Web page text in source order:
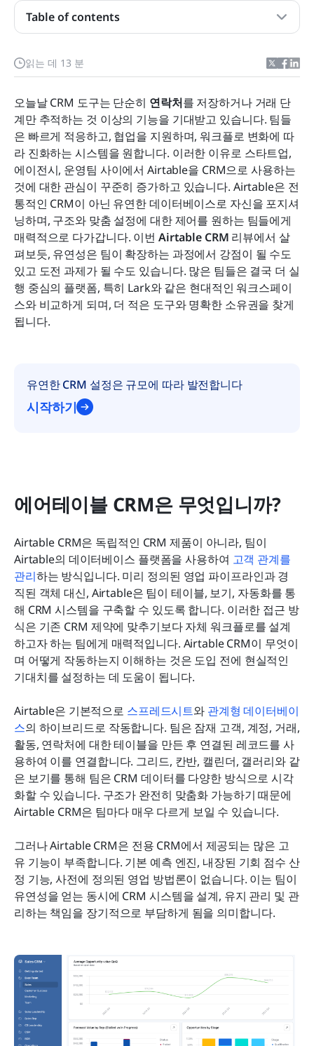
읽는 데 13 분
오늘날 CRM 도구는 단순히 연락처를 저장하거나 거래 단
계만 추적하는 것 이상의 기능을 기대받고 있습니다. 팀들
은 빠르게 적응하고, 협업을 지원하며, 워크플로 변화에 따
라 진화하는 시스템을 원합니다. 이러한 이유로 스타트업,
에이전시, 운영팀 사이에서 Airtable을 CRM으로 사용하는
것에 대한 관심이 꾸준히 증가하고 있습니다. Airtable은 전
통적인 CRM이 아닌 유연한 데이터베이스로 자신을 포지셔
닝하며, 구조와 맞춤 설정에 대한 제어를 원하는 팀들에게
매력적으로 다가갑니다. 이번 Airtable CRM 리뷰에서 살
펴보듯, 유연성은 팀이 확장하는 과정에서 강점이 될 수도
있고 도전 과제가 될 수도 있습니다. 많은 팀들은 결국 더 실
행 중심의 플랫폼, 특히 Lark와 같은 현대적인 워크스페이
스와 비교하게 되며, 더 적은 도구와 명확한 소유권을 찾게
됩니다.
유연한 CRM 설정은 규모에 따라 발전합니다
시작하기
에어테이블 CRM은 무엇입니까?
Airtable CRM은 독립적인 CRM 제품이 아니라, 팀이
Airtable의 데이터베이스 플랫폼을 사용하여 고객 관계를
관리하는 방식입니다. 미리 정의된 영업 파이프라인과 경
직된 객체 대신, Airtable은 팀이 테이블, 보기, 자동화를 통
해 CRM 시스템을 구축할 수 있도록 합니다. 이러한 접근 방
식은 기존 CRM 제약에 맞추기보다 자체 워크플로를 설계
하고자 하는 팀에게 매력적입니다. Airtable CRM이 무엇이
며 어떻게 작동하는지 이해하는 것은 도입 전에 현실적인
기대치를 설정하는 데 도움이 됩니다.
Airtable은 기본적으로 스프레드시트와 관계형 데이터베이
스의 하이브리드로 작동합니다. 팀은 잠재 고객, 계정, 거래,
활동, 연락처에 대한 테이블을 만든 후 연결된 레코드를 사
용하여 이를 연결합니다. 그리드, 칸반, 캘린더, 갤러리와 같
은 보기를 통해 팀은 CRM 데이터를 다양한 방식으로 시각
화할 수 있습니다. 구조가 완전히 맞춤화 가능하기 때문에
Airtable CRM은 팀마다 매우 다르게 보일 수 있습니다.
그러나 Airtable CRM은 전용 CRM에서 제공되는 많은 고
유 기능이 부족합니다. 기본 예측 엔진, 내장된 기회 점수 산
정 기능, 사전에 정의된 영업 방법론이 없습니다. 이는 팀이
유연성을 얻는 동시에 CRM 시스템을 설계, 유지 관리 및 관
리하는 책임을 장기적으로 부담하게 됨을 의미합니다.
Table of contents
Airtable CRM에서 팀이 직면하는 협업 격차
빠르게 살펴보는 Aritable 가격
Airtable CRM이 팀의 속도를 늦추기 시작할 때
라크 소개: 워크플로우, CRM, 그리고 협업을 위한 통
합 플랫폼
확장하는 팀을 위한 Airtable CRM 대 Lark CRM
결론
자주 묻는 질문
관련 읽기